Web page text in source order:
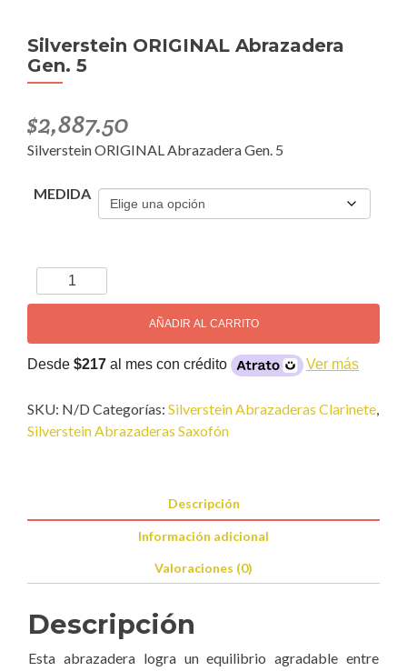
Silverstein ORIGINAL Abrazadera
Gen. 5
$2,887.50
Silverstein ORIGINAL Abrazadera Gen. 5
MEDIDA
Silverstein
ORIGINAL
Gen.
5
AÑADIR AL CARRITO
Desde $217 al mes con crédito Ver más
SKU: N/D Categorías: Silverstein Abrazaderas Clarinete,
Silverstein Abrazaderas Saxofón
Descripción
Información adicional
Valoraciones (0)
Descripción
Esta abrazadera logra un equilibrio agradable entre